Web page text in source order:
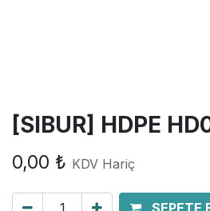
[SIBUR] HDPE
0,00 ₺ KDV Hariç
SEPETE